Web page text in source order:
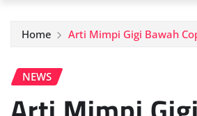
Home Arti Mimpi Gigi Bawah
NEWS